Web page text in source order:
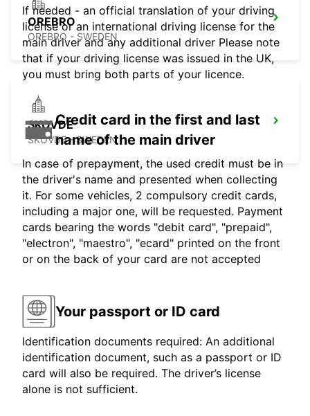
OREBRO
OREBRO - SWEDEN
SKOVDE
SKOVDE - SWEDEN
If needed - an official translation of your driving
license or an international driving license for the
main driver and any additional driver Please note
that if your driving license was issued in the UK,
you must bring both parts of your licence.
Credit card in the first and last
name of the main driver
In case of prepayment, the used credit must be in
the driver's name and presented when collecting
it. For some vehicles, 2 compulsory credit cards,
including a major one, will be requested. Payment
cards bearing the words "debit card", "prepaid",
"electron", "maestro", "ecard" printed on the front
or on the back of your card are not accepted
Your passport or ID card
Identification documents required: An additional
identification document, such as a passport or ID
card will also be required. The driver’s license
alone is not sufficient.